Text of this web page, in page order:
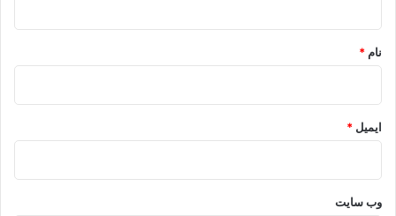
نام *
ایمیل *
وب‌ سایت